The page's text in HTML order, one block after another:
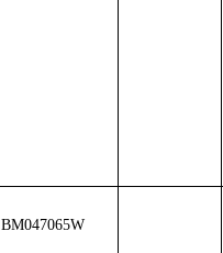
BM047065W